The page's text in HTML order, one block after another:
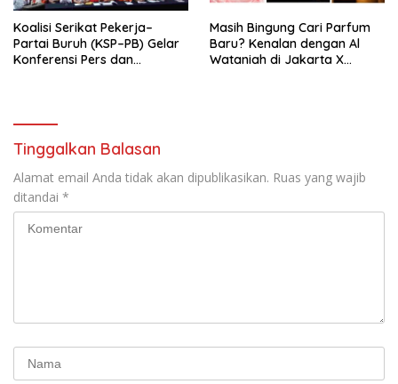
Koalisi Serikat Pekerja–
Partai Buruh (KSP–PB) Gelar
Konferensi Pers dan
RUU Ketenagakerjaan Baru.
Masih Bingung Cari Parfum
Baru? Kenalan dengan Al
Wataniah di Jakarta X
Tinggalkan Balasan
Alamat email Anda tidak akan dipublikasikan. Ruas yang wajib
ditandai *